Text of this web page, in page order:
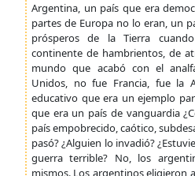
Argentina, un país que era
partes de Europa no lo eran, un
prósperos de la Tierra
continente de hambrientos, de
mundo que acabó con el
Unidos, no fue Francia, fue la
educativo que era un ejemplo
que era un país de vanguardia
país empobrecido, caótico,
pasó? ¿Alguien lo invadió?
guerra terrible? No, los
mismos. Los argentinos eligieron